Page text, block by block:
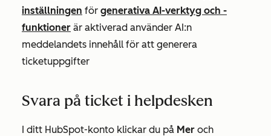
inställningen för generativa AI-verktyg och -
funktioner är aktiverad använder AI:n
meddelandets innehåll för att generera
ticketuppgifter
Svara på ticket i helpdesken
I ditt HubSpot-konto klickar du på Mer och